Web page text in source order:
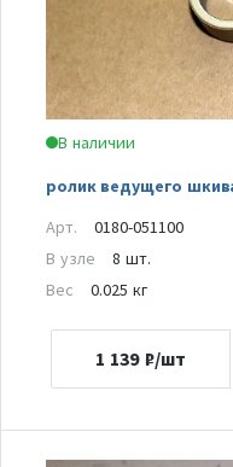
В наличии
ролик ведущего
Арт.
0180-051100
В узле
8 шт.
Вес
0.025 кг
1 139 ₽/шт